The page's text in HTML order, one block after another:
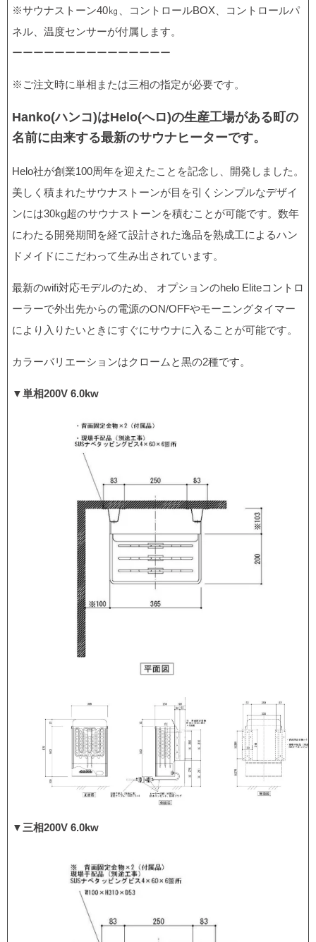
※サウナストーン40㎏、コントロールBOX、コントロールパ
ネル、温度センサーが付属します。
ーーーーーーーーーーーーーーー
※ご注文時に単相または三相の指定が必要です。
Hanko(ハンコ)はHelo(へロ)の生産工場がある町の
名前に由来する最新のサウナヒーターです。
Helo社が創業100周年を迎えたことを記念し、開発しました。
美しく積まれたサウナストーンが目を引くシンプルなデザイ
ンには30kg超のサウナストーンを積むことが可能です。数年
にわたる開発期間を経て設計された逸品を熟成工によるハン
ドメイドにこだわって生み出されています。
最新のwifi対応モデルのため、 オプションのhelo Eliteコントロ
ーラーで外出先からの電源のON/OFFやモーニングタイマー
により入りたいときにすぐにサウナに入ることが可能です。
カラーバリエーションはクロームと黒の2種です。
▼単相200V 6.0kw
▼三相200V 6.0kw